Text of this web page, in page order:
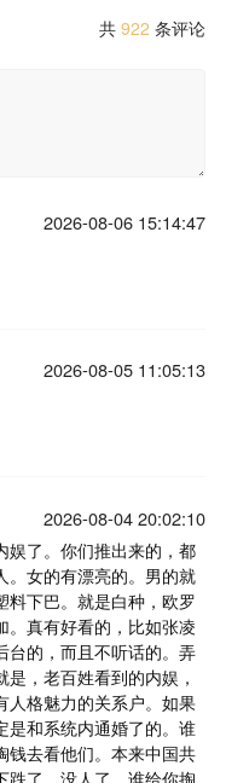
共922 条评论
2026-08-06 15:14:47
2026-08-05 11:05:13
2026-08-04 20:02:10
娱了。你们推出来的，都
。女的有漂亮的。男的就
料下巴。就是白种，欧罗
。真有好看的，比如张凌
台的，而且不听话的。弄
，老百姓看到的内娱，
人格魅力的关系户。如果
是和系统内通婚了的。谁
钱去看他们。本来中国共